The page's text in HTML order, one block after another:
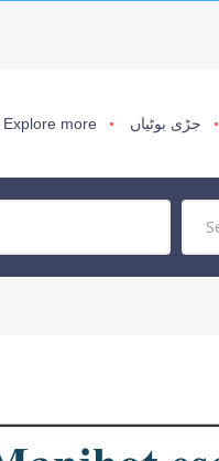
Explore more جڑی بوٹیاں